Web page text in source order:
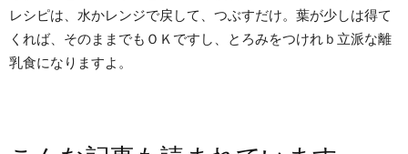
レシピは、水かレンジで戻して、つぶすだけ。葉が少しは得て
くれば、そのままでもＯＫですし、とろみをつけれｂ立派な離
乳食になりますよ。